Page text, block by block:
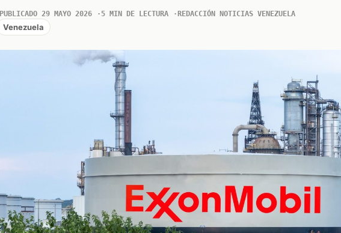
PUBLICADO 29 MAYO 2026 5 MIN DE LECTURA REDACCIÓN NOTICIAS VENEZUELA
Venezuela